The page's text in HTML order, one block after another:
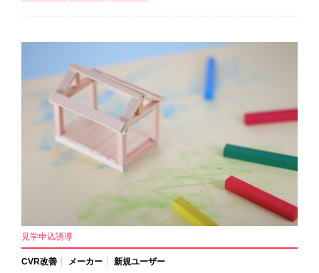
見学申込誘導
CVR改善 メーカー
新規ユーザー